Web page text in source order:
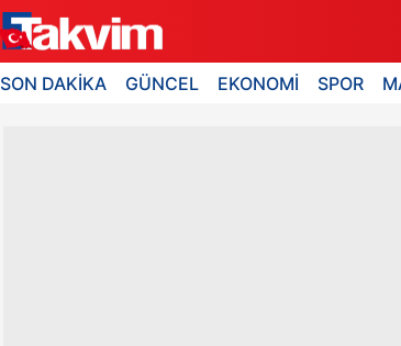
SON DAKİKA GÜNCEL EKONOMİ SPOR